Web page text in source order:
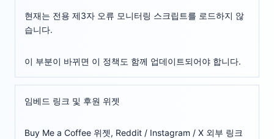
현재는 전용 제3자 오류 모니터링 스크립트를 로드하지 않
습니다.
이 부분이 바뀌면 이 정책도 함께 업데이트되어야 합니다.
임베드 링크 및 후원 위젯
Buy Me a Coffee 위젯, Reddit / Instagram / X 외부 링크